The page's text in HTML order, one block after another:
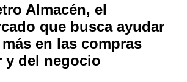
Almacén, el
que busca ayudar
en las compras
y del negocio